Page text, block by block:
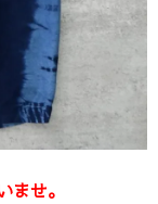
せ。